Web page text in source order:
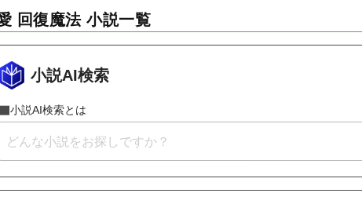
回復魔法 小説一覧
小説AI検索
小説AI検索とは